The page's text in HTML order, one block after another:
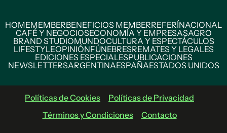
HOMEMEMBERBENEFICIOS MEMBERREFERÍNACIONAL
CAFÉ Y NEGOCIOSECONOMÍA Y EMPRESASAGRO
BRAND STUDIOMUNDOCULTURA Y ESPECTÁCULOS
LIFESTYLEOPINIÓNFÚNEBRESREMATES Y LEGALES
EDICIONES ESPECIALESPUBLICACIONES
NEWSLETTERSARGENTINAESPAÑAESTADOS UNIDOS
Políticas de Cookies
Políticas de Privacidad
Términos y Condiciones
Contacto